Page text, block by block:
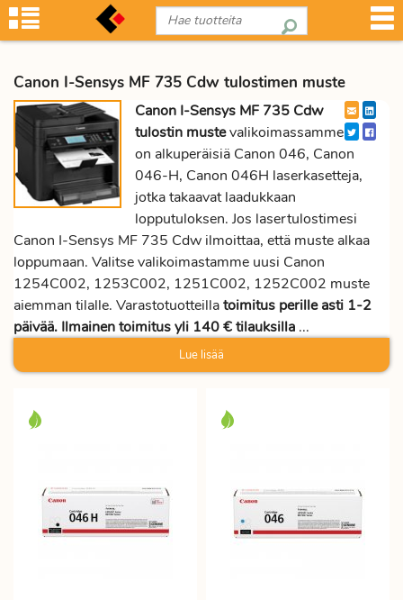
Canon I-Sensys MF 735 Cdw tulostimen muste
Canon I-Sensys MF 735 Cdw
tulostin mustevalikoimassamme
on alkuperäisiä Canon 046, Canon
046-H, Canon 046H laserkasetteja,
jotka takaavat laadukkaan
lopputuloksen. Jos lasertulostimesi
Canon I-Sensys MF 735 Cdw ilmoittaa, että muste alkaa
loppumaan. Valitse valikoimastamme uusi Canon
1254C002, 1253C002, 1251C002, 1252C002 muste
aiemman tilalle. Varastotuotteillatoimitus perille asti 1-2
päivää. Ilmainen toimitus yli 140 € tilauksilla ...
Lue lisää